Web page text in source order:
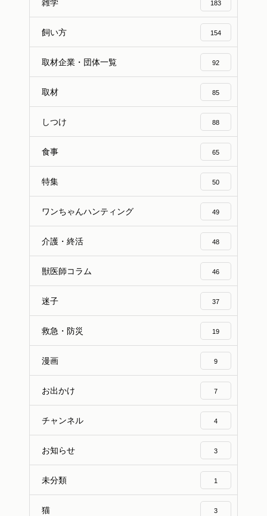
雑学 183
飼い方 154
取材企業・団体一覧 92
取材 85
しつけ 88
食事 65
特集 50
ワンちゃんハンティング 49
介護・終活 48
獣医師コラム 46
迷子 37
救急・防災 19
漫画 9
お出かけ 7
チャンネル 4
お知らせ 3
未分類 1
猫 3